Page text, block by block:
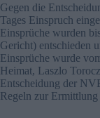
Gegen die
Tages Einspruch
Einsprüche wurden
Gericht) entschieden
Einsprüche wurde
Heimat, Laszlo
Entscheidung der
Regeln zur Ermittlung